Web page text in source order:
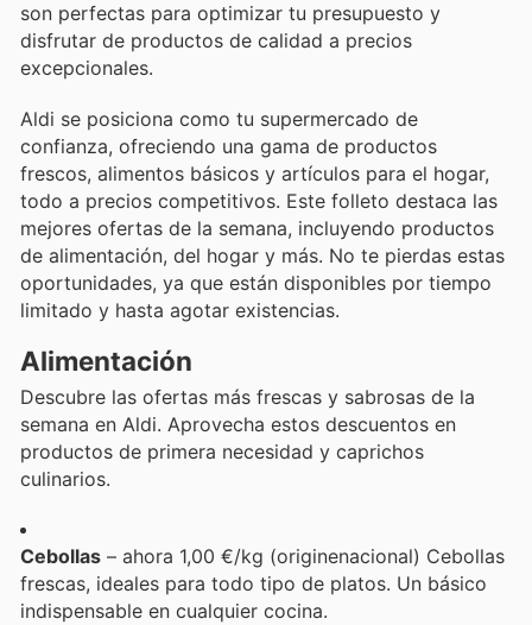
son perfectas para optimizar tu presupuesto y
disfrutar de productos de calidad a precios
excepcionales.
Aldi se posiciona como tu supermercado de
confianza, ofreciendo una gama de productos
frescos, alimentos básicos y artículos para el hogar,
todo a precios competitivos. Este folleto destaca las
mejores ofertas de la semana, incluyendo productos
de alimentación, del hogar y más. No te pierdas estas
oportunidades, ya que están disponibles por tiempo
limitado y hasta agotar existencias.
Alimentación
Descubre las ofertas más frescas y sabrosas de la
semana en Aldi. Aprovecha estos descuentos en
productos de primera necesidad y caprichos
culinarios.
Cebollas – ahora 1,00 €/kg (originenacional) Cebollas
frescas, ideales para todo tipo de platos. Un básico
indispensable en cualquier cocina.